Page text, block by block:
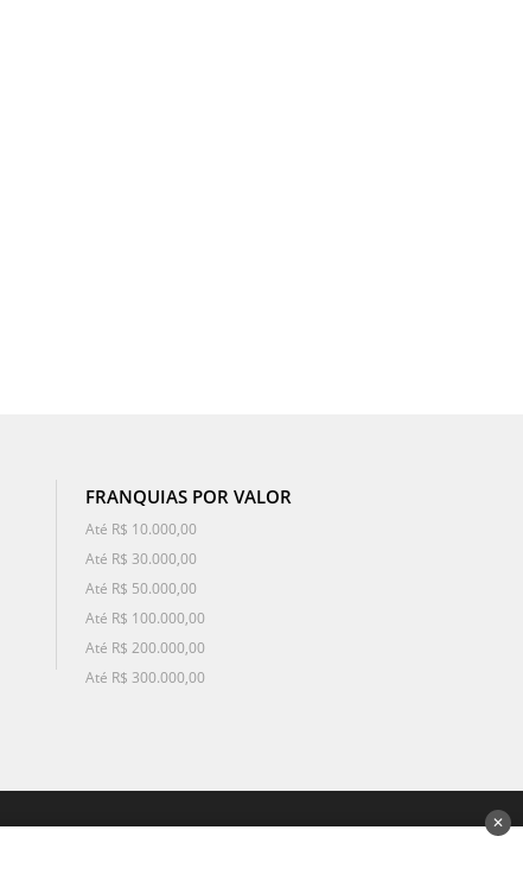
FRANQUIAS POR VALOR
Até R$ 10.000,00
Até R$ 30.000,00
Até R$ 50.000,00
Até R$ 100.000,00
Até R$ 200.000,00
Até R$ 300.000,00
✕